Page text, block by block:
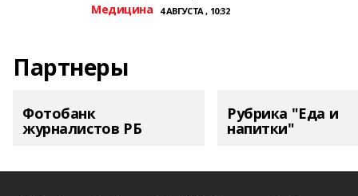
Медицина 4 АВГУСТА , 10:32
Партнеры
Фотобанк
журналистов РБ
Рубрика "Еда и
напитки"